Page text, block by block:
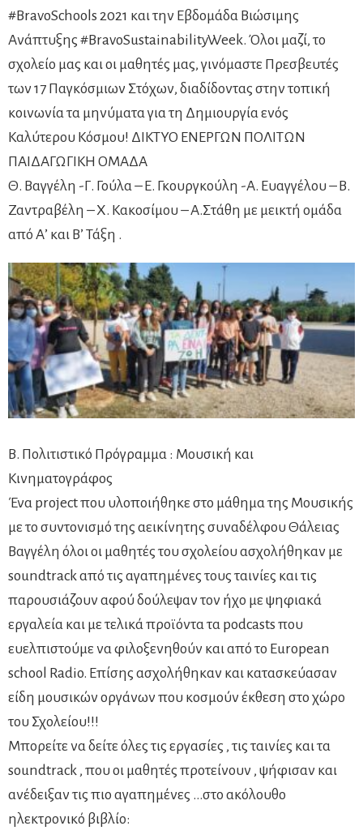
#BravoSchools 2021 και την Εβδομάδα Βιώσιμης
Ανάπτυξης #BravoSustainabilityWeek. Όλοι μαζί, το
σχολείο μας και οι μαθητές μας, γινόμαστε Πρεσβευτές
των 17 Παγκόσμιων Στόχων, διαδίδοντας στην τοπική
κοινωνία τα μηνύματα για τη Δημιουργία ενός
Kαλύτερου Kόσμου! ΔΙΚΤΥΟ ΕΝΕΡΓΩΝ ΠΟΛΙΤΩΝ
ΠΑΙΔΑΓΩΓΙΚΗ ΟΜΑΔΑ
Θ. Βαγγέλη -Γ. Γούλα – Ε. Γκουργκούλη -Α. Ευαγγέλου – Β.
Ζαντραβέλη – Χ. Κακοσίμου – Α.Στάθη με μεικτή ομάδα
από Α’ και Β’ Τάξη .
Β. Πολιτιστικό Πρόγραμμα : Μουσική και
Κινηματογράφος
Ένα project που υλοποιήθηκε στο μάθημα της Μουσικής
με το συντονισμό της αεικίνητης συναδέλφου Θάλειας
Βαγγέλη όλοι οι μαθητές του σχολείου ασχολήθηκαν με
soundtrack από τις αγαπημένες τους ταινίες και τις
παρουσιάζουν αφού δούλεψαν τον ήχο με ψηφιακά
εργαλεία και με τελικά προϊόντα τα podcasts που
ευελπιστούμε να φιλοξενηθούν και από το European
school Radio. Επίσης ασχολήθηκαν και κατασκεύασαν
είδη μουσικών οργάνων που κοσμούν έκθεση στο χώρο
του Σχολείου!!!
Μπορείτε να δείτε όλες τις εργασίες , τις ταινίες και τα
soundtrack , που οι μαθητές προτείνουν , ψήφισαν και
ανέδειξαν τις πιο αγαπημένες …στο ακόλουθο
ηλεκτρονικό βιβλίο: